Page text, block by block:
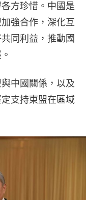
方珍惜。中國是
強合作，深化互
同利益，推動國
中國關係，以及
支持東盟在區域